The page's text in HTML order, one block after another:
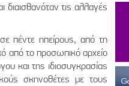
τις αλλαγές
πέντε ηπείρους, από τη
από το προσωπικό αρχείο
και της ιδιοσυγκρασίας
σκηνοθέτες με τους